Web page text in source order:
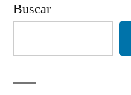
Buscar